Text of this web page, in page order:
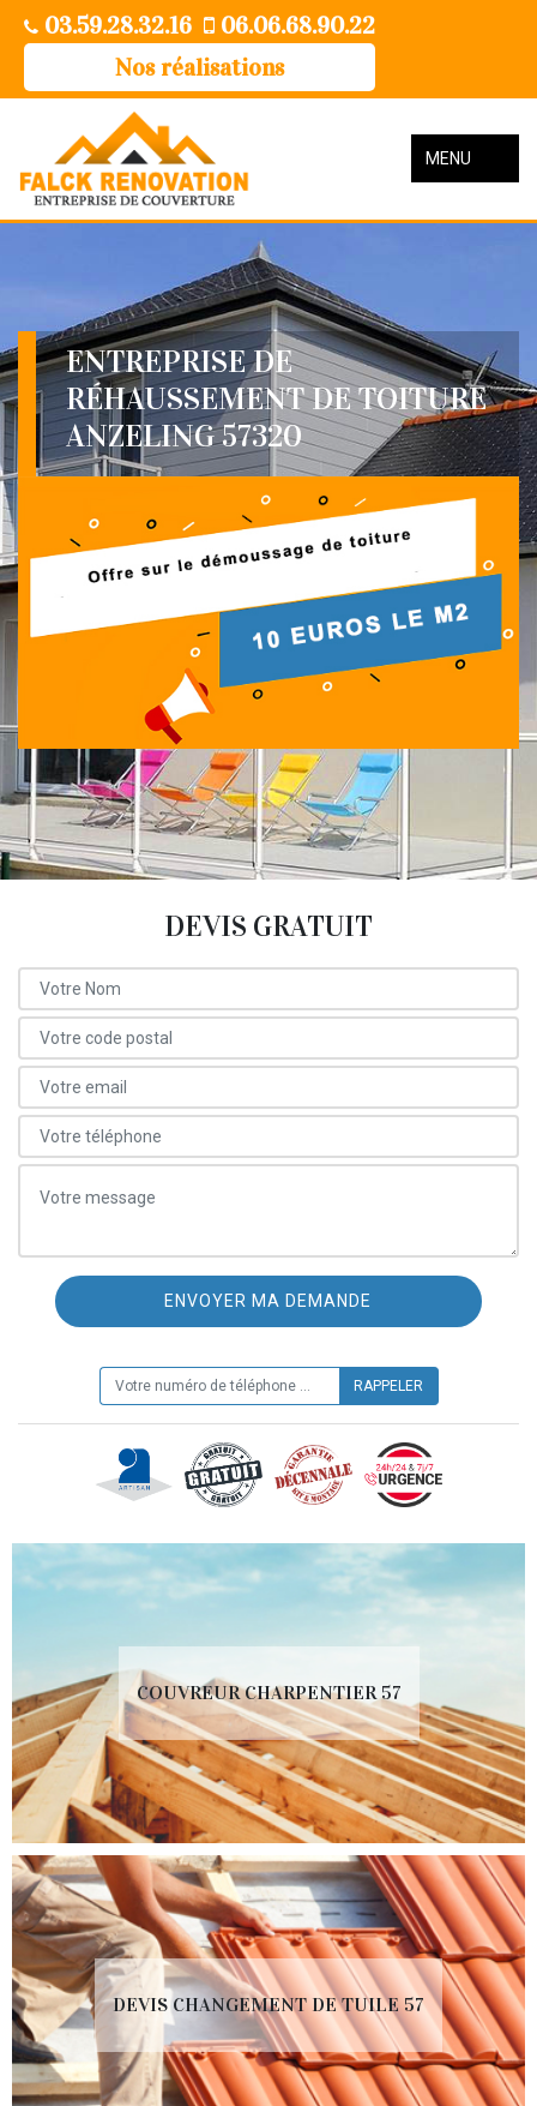
03.59.28.32.16
06.06.68.90.22
Nos réalisations
MENU
ENTREPRISE DE
RÉHAUSSEMENT DE TOITURE
ANZELING 57320
DEVIS GRATUIT
COUVREUR CHARPENTIER 57
DEVIS CHANGEMENT DE TUILE 57